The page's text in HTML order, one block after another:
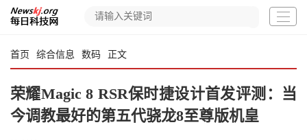
首页 综合信息 数码 正文
荣耀Magic 8 RSR保时捷设计首发评测：当
今调教最好的第五代骁龙8至尊版机皇